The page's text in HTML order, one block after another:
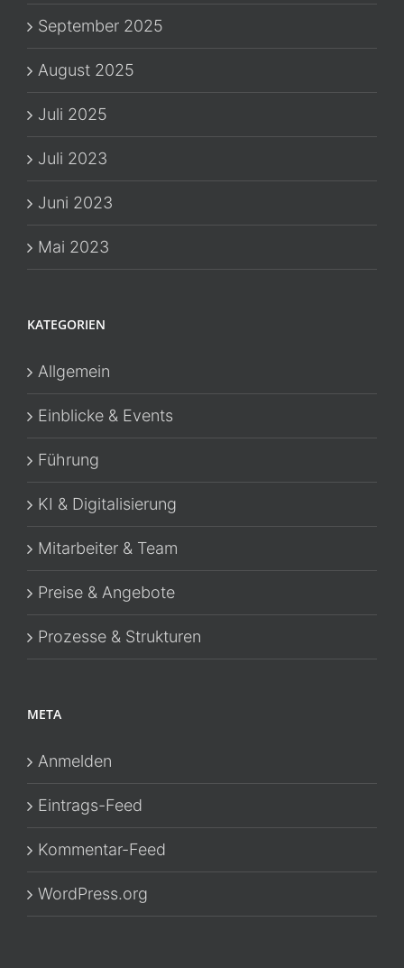
September 2025
August 2025
Juli 2025
Juli 2023
Juni 2023
Mai 2023
KATEGORIEN
Allgemein
Einblicke & Events
Führung
KI & Digitalisierung
Mitarbeiter & Team
Preise & Angebote
Prozesse & Strukturen
META
Anmelden
Eintrags-Feed
Kommentar-Feed
WordPress.org